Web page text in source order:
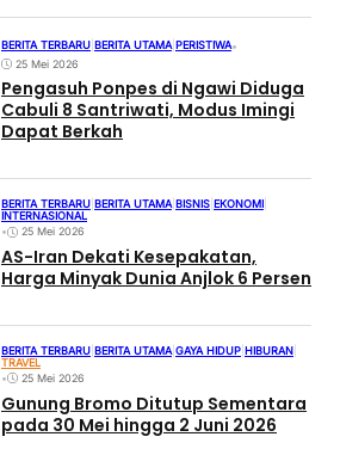
BERITA TERBARU BERITA UTAMA PERISTIWA•
25 Mei 2026
Pengasuh Ponpes di Ngawi Diduga
Cabuli 8 Santriwati, Modus Imingi
Dapat Berkah
BERITA TERBARU BERITA UTAMA| BISNIS EKONOMI
INTERNASIONAL
•
25 Mei 2026
AS-Iran Dekati Kesepakatan,
Harga Minyak Dunia Anjlok 6 Persen
BERITA TERBARU BERITA UTAMA|GAYA HIDUP HIBURAN
TRAVEL
•
25 Mei 2026
Gunung Bromo Ditutup Sementara
pada 30 Mei hingga 2 Juni 2026